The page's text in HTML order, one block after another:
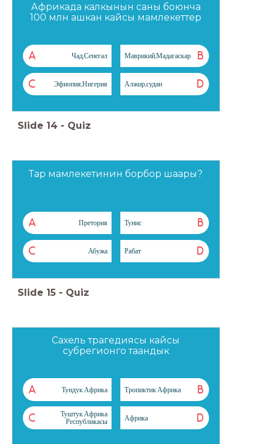
Африкада калкынын саны боюнча
100 млн ашкан кайсы мамлекеттер
A Чад,Сенегал B
Маврикий,Мадагаскар
C Эфиопия,Нигерия D
Алжир,судан
Slide 14 - Quiz
Тар мамлекетинин борбор шаары?
A Претория B
Тунис
C Абужа D
Рабат
Slide 15 - Quiz
Сахель трагедиясы кайсы
субрегионго таандык
A Тундук Африка B
Тропиктик Африка
C
Туштук Африка
Республикасы
D
Африка